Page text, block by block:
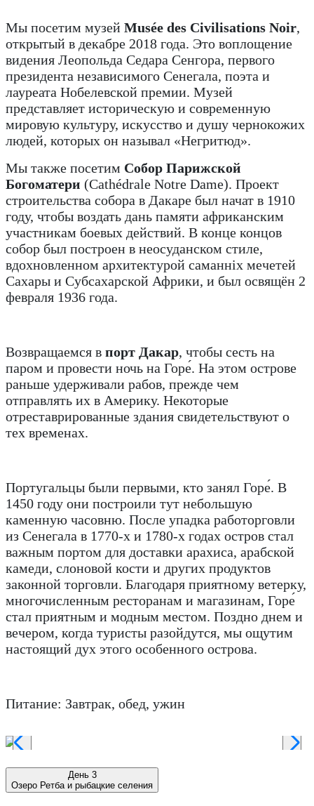
Мы посетим музей Musée des Civilisations Noir,
открытый в декабре 2018 года. Это воплощение
видения Леопольда Седара Сенгора, первого
президента независимого Сенегала, поэта и
лауреата Нобелевской премии. Музей
представляет историческую и современную
мировую культуру, искусство и душу чернокожих
людей, которых он называл «Негритюд».
Мы также посетим Собор Парижской
Богоматери (Cathédrale Notre Dame). Проект
строительства собора в Дакаре был начат в 1910
году, чтобы воздать дань памяти африканским
участникам боевых действий. В конце концов
собор был построен в неосуданском стиле,
вдохновленном архитектурой саманніх мечетей
Сахары и Субсахарской Африки, и был освящён 2
февраля 1936 года.
Возвращаемся в порт Дакар, чтобы сесть на
паром и провести ночь на Горе́. На этом острове
раньше удерживали рабов, прежде чем
отправлять их в Америку. Некоторые
отреставрированные здания свидетельствуют о
тех временах.
Португальцы были первыми, кто занял Горе́. В
1450 году они построили тут небольшую
каменную часовню. После упадка работорговли
из Сенегала в 1770-х и 1780-х годах остров стал
важным портом для доставки арахиса, арабской
камеди, слоновой кости и других продуктов
законной торговли. Благодаря приятному ветерку,
многочисленным ресторанам и магазинам, Горе́
стал приятным и модным местом. Поздно днем ​​и
вечером, когда туристы разойдутся, мы ощутим
настоящий дух этого особенного острова.
Питание: Завтрак, обед, ужин
День 3
Озеро Ретба и рыбацкие селения